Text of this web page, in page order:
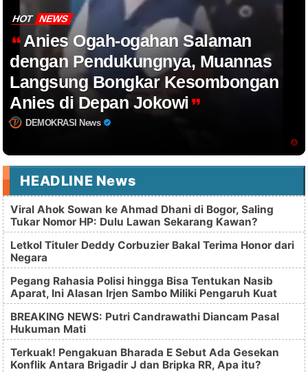
HOT NEWS
Anies Ogah-ogahan Salaman
dengan Pendukungnya, Muannas
Langsung Bongkar Kesombongan
Anies di Depan Jokowi
DEMOKRASI News
HEADLINE News
Viral Ahok Sowan ke Ahmad Dhani di Bogor, Saling
Tukar Nomor HP: Dulu Lawan Sekarang Kawan?
Letkol Tituler Deddy Corbuzier Bakal Terima Honor dari
Negara
Pegang Rahasia Polisi hingga Bisa Tentukan Nasib
Aparat, Ini Alasan Irjen Sambo Miliki Pengaruh Kuat
BREAKING NEWS: Putri Candrawathi Diancam Pasal
Hukuman Mati
Terkuak! Pengakuan Bharada E Sebut Ada Gesekan
Konflik Antara Brigadir J dan Bripka RR, Apa itu?